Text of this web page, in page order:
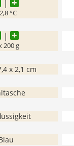
°C
200 g
x 2,1 cm